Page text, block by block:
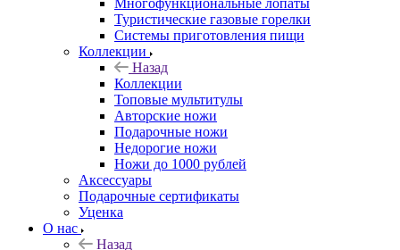
Многофункциональные лопаты
Туристические газовые горелки
Системы приготовления пищи
Коллекции
Назад
Коллекции
Топовые мультитулы
Авторские ножи
Подарочные ножи
Недорогие ножи
Ножи до 1000 рублей
Аксессуары
Подарочные сертификаты
Уценка
О нас
Назад